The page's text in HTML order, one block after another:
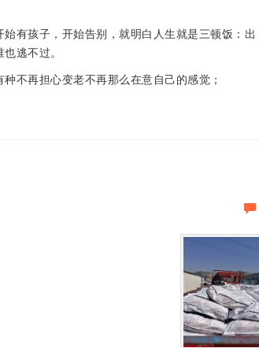
有孩子，开始告别，就明白人生就是三顿饭：出
逃不过。
不再担心变老不再那么在意自己的感觉；